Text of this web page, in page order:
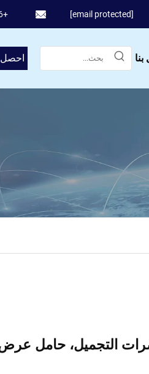
+86-18657469866 [email protected]
التجميل، حامل عرض